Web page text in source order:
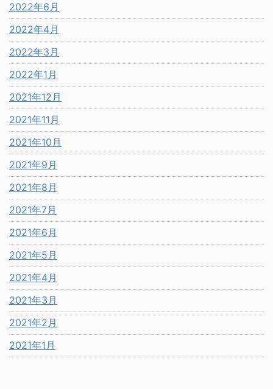
2022年6月
2022年4月
2022年3月
2022年1月
2021年12月
2021年11月
2021年10月
2021年9月
2021年8月
2021年7月
2021年6月
2021年5月
2021年4月
2021年3月
2021年2月
2021年1月